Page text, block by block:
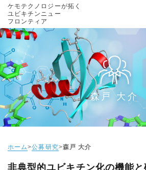
ケモテクノロジーが拓く
ユビキチンニュー
フロンティア
森戸 大介
ホーム 公募研究 森戸 大介
非典型的ユビキチン化の機能